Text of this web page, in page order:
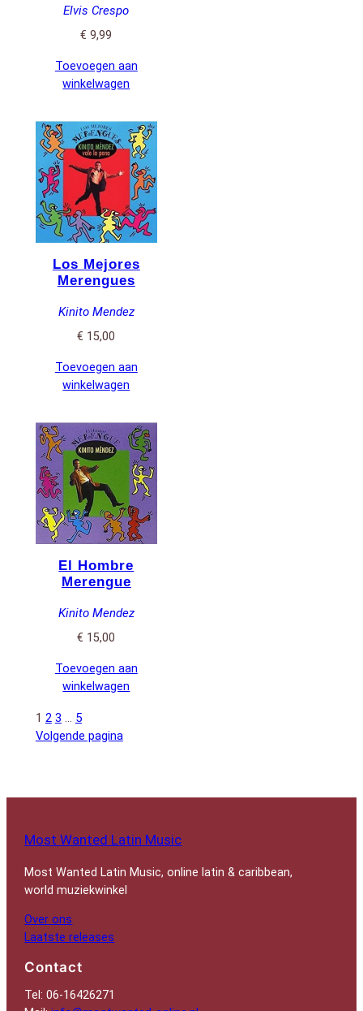
Elvis Crespo
€ 9,99
Toevoegen aan
winkelwagen
Los Mejores
Merengues
Kinito Mendez
€ 15,00
Toevoegen aan
winkelwagen
El Hombre
Merengue
Kinito Mendez
€ 15,00
Toevoegen aan
winkelwagen
1 2 3 … 5
Volgende pagina
Most Wanted Latin Music
Most Wanted Latin Music, online latin & caribbean,
world muziekwinkel
Over ons
Laatste releases
Contact
Tel: 06-16426271